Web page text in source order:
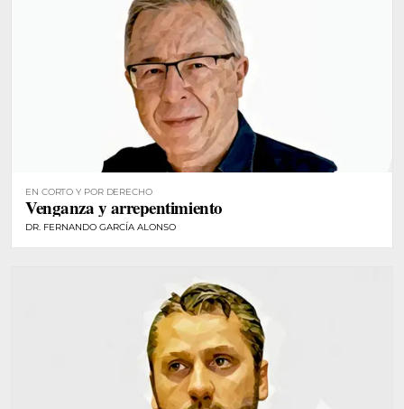
EN CORTO Y POR DERECHO
Venganza y arrepentimiento
DR. FERNANDO GARCÍA ALONSO